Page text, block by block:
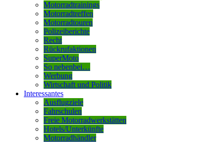
Motorradtrainings
Motorradtreffen
Motorradtouren
Polizeiberichte
Recht
Rückrufaktionen
SuperMoto
So nebenbei…
Werbung
Wirtschaft und Politik
Interessantes
Ausflugziele
Fahrschulen
Freie Motorradwerkstätten
Hotels/Unterkünfte
Motorradhändler